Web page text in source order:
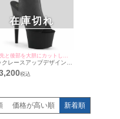
クレースアップデザインオ
ントゥレザーブーツサンダ
ラック) (15cmヒール)
在庫切れ
価格が高い順 新着順